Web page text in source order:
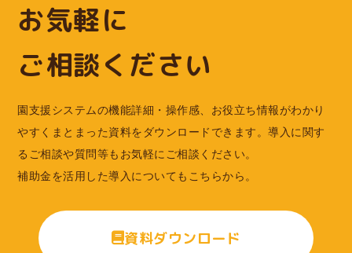
お気軽に
ご相談ください
園支援システムの機能詳細・操作感、お役立ち情報がわかり
やすくまとまった資料をダウンロードできます。導入に関す
るご相談や質問等もお気軽にご相談ください。
補助金を活用した導入についてもこちらから。
資料ダウンロード